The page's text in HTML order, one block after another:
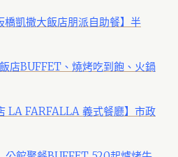
凱撒大飯店朋派自助餐】半
店BUFFET、燒烤吃到飽、火鍋
LA FARFALLA 義式餐廳】市政